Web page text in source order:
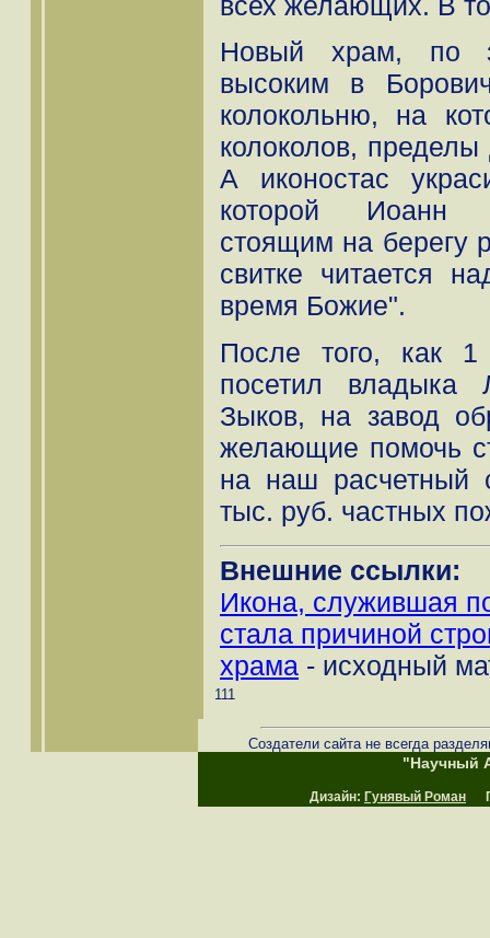
Новый храм, по
высоким в
колокольню, на
колоколов,
А иконостас
которой Иоанн
стоящим на берегу
свитке читается
время Божие".
После того, как
посетил владыка
Зыков, на завод
желающие помочь
на наш расчетный
тыс. руб. частных
Внешние ссылки:
Икона, служившая
стала причиной
храма - исходный
111
Создатели сайта не всегда
"Научный
Дизайн: Гунявый Роман